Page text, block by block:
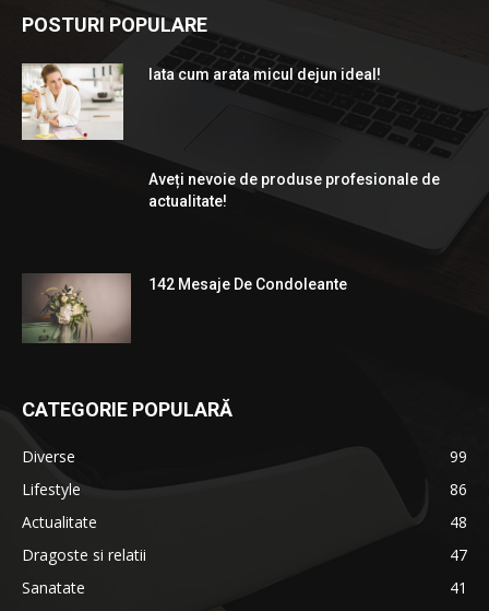
POSTURI POPULARE
Iata cum arata micul dejun ideal!
Aveți nevoie de produse profesionale de
actualitate!
142 Mesaje De Condoleante
CATEGORIE POPULARĂ
Diverse
99
Lifestyle
86
Actualitate
48
Dragoste si relatii
47
Sanatate
41